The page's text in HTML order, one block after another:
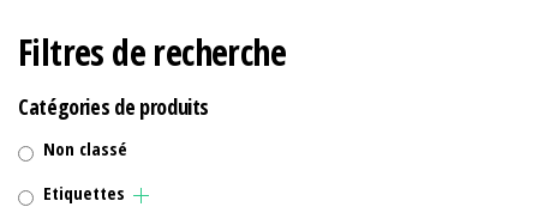
Filtres de recherche
Catégories de produits
Non classé
Etiquettes